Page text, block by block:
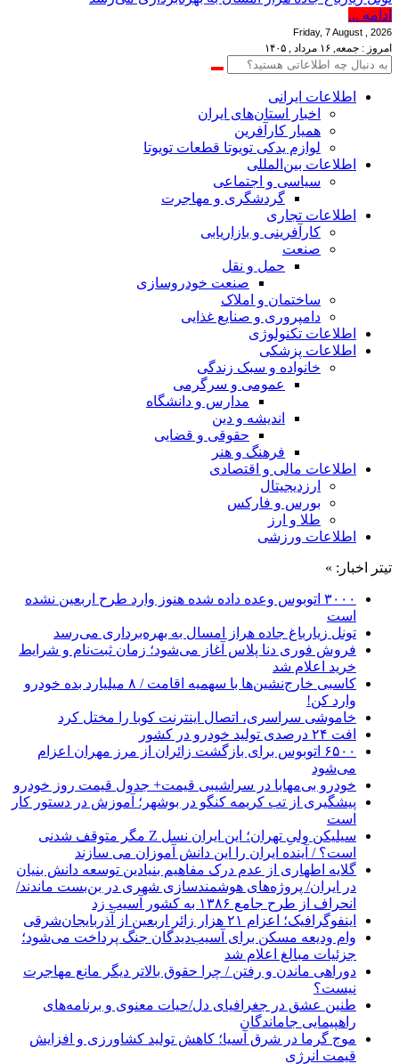
ادامه ...
Friday, 7 August , 2026
امروز : جمعه, ۱۶ مرداد , ۱۴۰۵
اطلاعات‌ ‎ایرانی
اخبار استان‌های ایران
همیار کارآفرین
لوازم یدکی تویوتا قطعات تویوتا
اطلاعات بین‌المللی
سیاسی و اجتماعی
گردشگری و مهاجرت
اطلاعات تجاری
کارآفرینی و بازاریابی
صنعت
حمل و نقل
صنعت خودروسازی
ساختمان و املاک
دامپروری و صنایع غذایی
اطلاعات تکنولوژی
اطلاعات پزشکی
خانواده و سبک زندگی
عمومی و سرگرمی
مدارس و دانشگاه
اندیشه و دین
حقوقی و قضایی
فرهنگ و هنر
اطلاعات مالی و اقتصادی
ارزدیجیتال
بورس و فارکس
طلا و ارز
اطلاعات ورزشی
تیتر اخبار: »
۳۰۰۰ اتوبوس وعده داده شده هنوز وارد طرح اربعین نشده
است
تونل زیارباغ جاده هراز امسال به بهره‌برداری می‌رسد
فروش فوری دنا پلاس آغاز می‌شود؛ زمان ثبت‌نام و شرایط
خرید اعلام شد
کاسبی خارج‌نشین‌ها با سهمیه اقامت / ۸ میلیارد بده خودرو
وارد کن!
خاموشی سراسری، اتصال اینترنت کوبا را مختل کرد
افت ۲۴ درصدی تولید خودرو در کشور
۶۵۰۰ اتوبوس برای بازگشت زائران از مرز مهران اعزام
می‌شود
خودرو بی‌مهابا در سراشیبی قیمت+ جدول قیمت روز خودرو
پیشگیری از تب کریمه کنگو در بوشهر؛ آموزش در دستور کار
است
سیلیکن ولیِ تهران؛ این ایران نسل Z مگر متوقف شدنی
است؟ / آینده ایران را این دانش آموزان می سازند
گلایه اطهاری از عدم درک مفاهیم بنیادین توسعه دانش بنیان
در ایران/ پروژه‌های هوشمندسازی شهری در بن‌بست ماندند/
انحراف از طرح جامع ۱۳۸۶ به کشور آسیب زد
اینفوگرافیک؛ اعزام ۲۱ هزار زائر اربعین از آذربایجان‌شرقی
وام ودیعه مسکن برای آسیب‌دیدگان جنگ پرداخت می‌شود؛
جزئیات مبالغ اعلام شد
دوراهی ماندن و رفتن / چرا حقوق بالاتر دیگر مانع مهاجرت
نیست؟
طنین عشق در جغرافیای دل/حیات معنوی و برنامه‌های
راهپیمایی جاماندگان
موج گرما در شرق آسیا؛ کاهش تولید کشاورزی و افزایش
قیمت انرژی